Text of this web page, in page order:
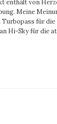
enthält von
Meine
Turbopass für
Hi-Sky für die